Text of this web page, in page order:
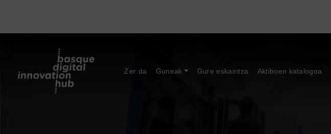
Zer da Guneak Gure eskaintza Aktiboen katalogoa